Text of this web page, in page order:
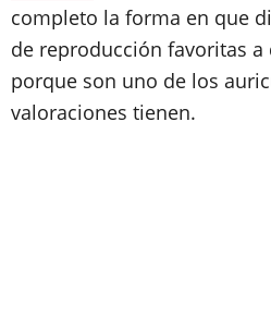
completo la forma en que
de reproducción favoritas
porque son uno de los
valoraciones tienen.